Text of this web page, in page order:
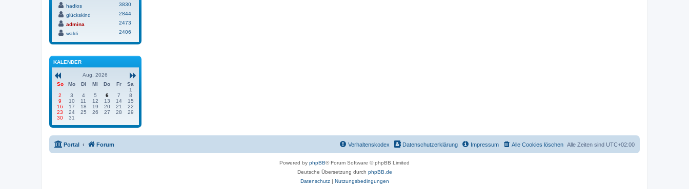
hadios
3830
glückskind
2844
admina
2473
waldi
2406
KALENDER
Aug. 2026
So
Mo Di Mi Do Fr
Sa
1
2
3 4 5 6 7
8
9
10 11 12 13 14
15
16
17 18 19 20 21
22
23
24 25 26 27 28
29
30
31
Portal Forum Alle Zeiten sind UTC+02:00
Alle Cookies löschen
Impressum
Datenschutzerklärung
Verhaltenskodex
Powered by phpBB® Forum Software © phpBB Limited
Deutsche Übersetzung durch phpBB.de
Datenschutz| Nutzungsbedingungen